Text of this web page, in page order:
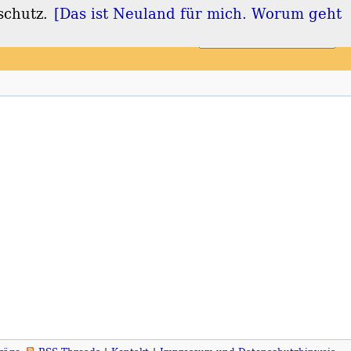
Login Registrieren
[Das ist Neuland für mich. Worum geht